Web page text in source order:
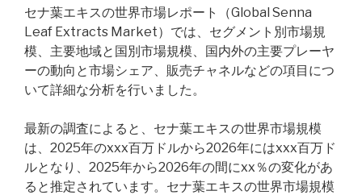
セナ葉エキスの世界市場レポート（Global Senna
Leaf Extracts Market）では、セグメント別市場規
模、主要地域と国別市場規模、国内外の主要プレーヤ
ーの動向と市場シェア、販売チャネルなどの項目につ
いて詳細な分析を行いました。
最新の調査によると、セナ葉エキスの世界市場規模
は、2025年のxxx百万ドルから2026年にはxxx百万ド
ルとなり、2025年から2026年の間にxx％の変化があ
ると推定されています。セナ葉エキスの世界市場規模